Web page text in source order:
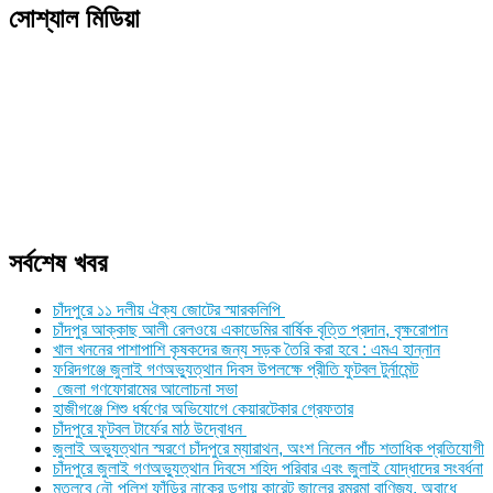
সোশ্যাল মিডিয়া
সর্বশেষ খবর
চাঁদপুরে ১১ দলীয় ঐক্য জোটের স্মারকলিপি
চাঁদপুর আক্কাছ আলী রেলওয়ে একাডেমির বার্ষিক বৃত্তি প্রদান, বৃক্ষরোপান
খাল খননের পাশাপাশি কৃষকদের জন্য সড়ক তৈরি করা হবে : এমএ হান্নান
ফরিদগঞ্জে জুলাই গণঅভ্যুত্থান দিবস উপলক্ষে প্রীতি ফুটবল টুর্নামেন্ট
জেলা গণফোরামের আলোচনা সভা
হাজীগঞ্জে শিশু ধর্ষণের অভিযোগে কেয়ারটেকার গ্রেফতার
চাঁদপুরে ফুটবল টার্ফের মাঠ উদ্বোধন
জুলাই অভ্যুত্থান স্মরণে চাঁদপুরে ম্যারাথন, অংশ নিলেন পাঁচ শতাধিক প্রতিযোগী
চাঁদপুরে জুলাই গণঅভ্যুত্থান দিবসে শহিদ পরিবার এবং জুলাই যোদ্ধাদের সংবর্ধনা
মতলবে নৌ পুলিশ ফাঁড়ির নাকের ডগায় কারেন্ট জালের রমরমা বাণিজ্য, অবাধে